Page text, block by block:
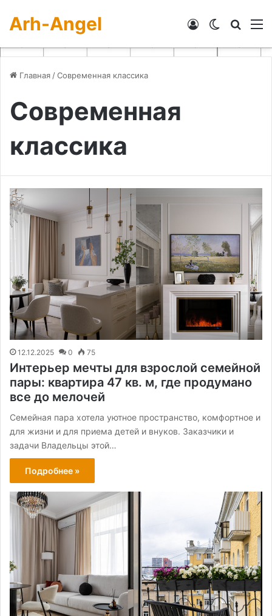
Arh-Angel Switch skin
Войти
Главная /Современная классика
Современная
классика
12.12.2025 0 75
Интерьер мечты для взрослой семейной
пары: квартира 47 кв. м, где продумано
все до мелочей
Семейная пара хотела уютное пространство, комфортное и
для жизни и для приема детей и внуков. Заказчики и
задачи Владельцы этой…
Подробнее »